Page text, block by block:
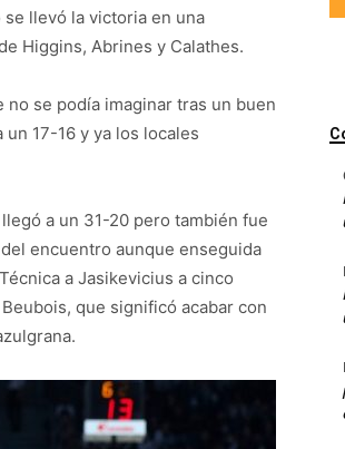
llevó la victoria en una
Higgins, Abrines y Calathes.
se podía imaginar tras un buen
17-16 y ya los locales
a un 31-20 pero también fue
encuentro aunque enseguida
a Jasikevicius a cinco
que significó acabar con